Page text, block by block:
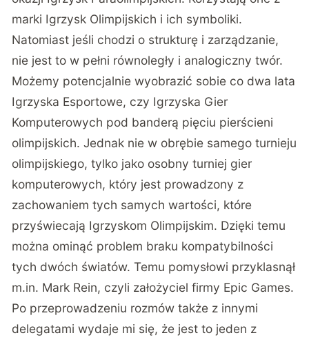
marki Igrzysk Olimpijskich i ich symboliki.
Natomiast jeśli chodzi o strukturę i zarządzanie,
nie jest to w pełni równoległy i analogiczny twór.
Możemy potencjalnie wyobrazić sobie co dwa lata
Igrzyska Esportowe, czy Igrzyska Gier
Komputerowych pod banderą pięciu pierścieni
olimpijskich. Jednak nie w obrębie samego turnieju
olimpijskiego, tylko jako osobny turniej gier
komputerowych, który jest prowadzony z
zachowaniem tych samych wartości, które
przyświecają Igrzyskom Olimpijskim. Dzięki temu
można ominąć problem braku kompatybilności
tych dwóch światów. Temu pomysłowi przyklasnął
m.in. Mark Rein, czyli założyciel firmy Epic Games.
Po przeprowadzeniu rozmów także z innymi
delegatami wydaje mi się, że jest to jeden z